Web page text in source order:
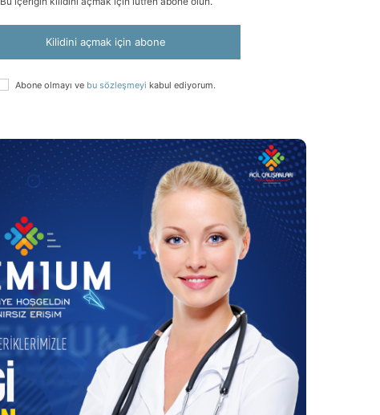
Kilidini açmak için abone
Abone olmayı ve bu sözleşmeyi kabul ediyorum.